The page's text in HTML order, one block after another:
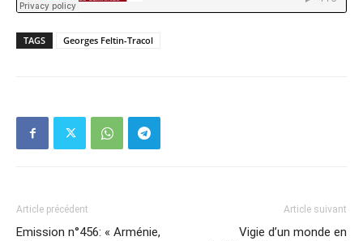
TAGS Georges Feltin-Tracol
Article précédent
Emission n°456: « Arménie,
Article suivant
Vigie d’un monde en